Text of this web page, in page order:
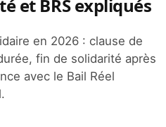
et BRS expliqués
en 2026 : clause de
fin de solidarité après
avec le Bail Réel